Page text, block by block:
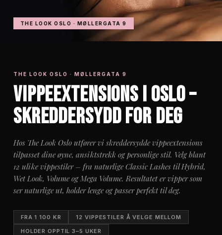
THE LOOK OSLO · MØLLERGATA 9
THE LOOK OSLO · MØLLERGATA 9
VIPPEEXTENSIONS I OSLO –
SKREDDERSYDD FOR DEG
Hos The Look Oslo utfører vi skreddersydde vippeextensions
tilpasset dine øyne, ansiktstrekk og personlige stil. Velg blant
12 ulike vippestiler – fra naturlige Classic Lashes til Hybrid,
Wet Look, Volume og Mega Volume. Resultatet er vipper som
ser naturlige ut, holder lenge og passer perfekt til deg.
FRA 1 100 KR
12 VIPPESTILER Å VELGE MELLOM
HOLDER OPPTIL 3–5 UKER